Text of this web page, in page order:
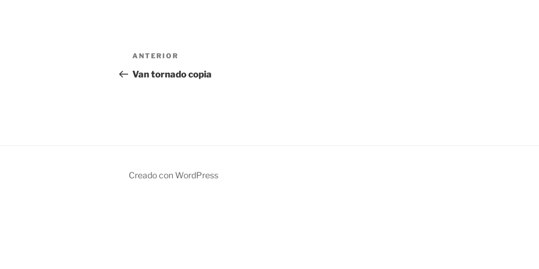
Navegación
de
Entrada
anterior:
ANTERIOR
Van tornado copia
Creado con WordPress